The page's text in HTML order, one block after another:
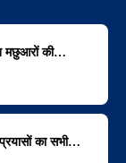
मछुआरों की…
का सभी…